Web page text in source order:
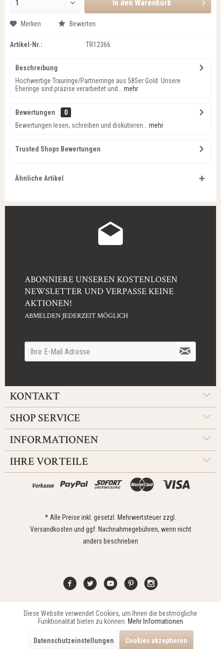
In den Warenkorb
Merken Bewerten
Artikel-Nr.: TR12366
Beschreibung
Hochwertige Trauringe/Partnerringe aus 585er Gold. Unsere
Eheringe sind präzise verarbeitet und...
mehr
Bewertungen
0
Bewertungen lesen, schreiben und diskutieren...
mehr
Trusted Shops Bewertungen
Ähnliche Artikel
ABONNIERE UNSEREN KOSTENLOSEN
NEWSLETTER UND VERPASSE KEINE
AKTIONEN!
ABMELDEN JEDERZEIT MÖGLICH
KONTAKT
SHOP SERVICE
INFORMATIONEN
IHRE VORTEILE
Vorkasse
* Alle Preise inkl. gesetzl. Mehrwertsteuer zzgl.
Versandkosten und ggf. Nachnahmegebühren, wenn nicht
anders beschrieben
Kontakt Widerrufsrecht Impressum Versand Datenschutz
Copyright © 2021 Edona Design GmbH // DesignDupp GmbH
Funktionale Aktiv
Aktiv
Diese Website verwendet Cookies, um Ihnen die bestmögliche
Funktionalität bieten zu können. Mehr Informationen
Datenschutzeinstellungen Cookies akzeptieren